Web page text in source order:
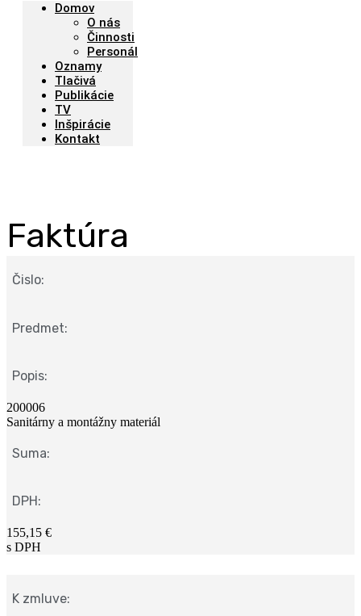
Domov
O nás
Činnosti
Personál
Oznamy
Tlačivá
Publikácie
TV
Inšpirácie
Kontakt
Faktúra
Čislo:
Predmet:
Popis:
200006
Sanitárny a montážny materiál
Suma:
DPH:
155,15 €
s DPH
K zmluve: